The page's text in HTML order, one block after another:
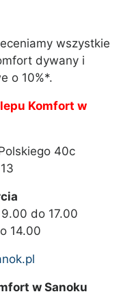
wszystkie
dywany i
o 10%*.
Komfort w
40c
do 17.00
14.00
w Sanoku